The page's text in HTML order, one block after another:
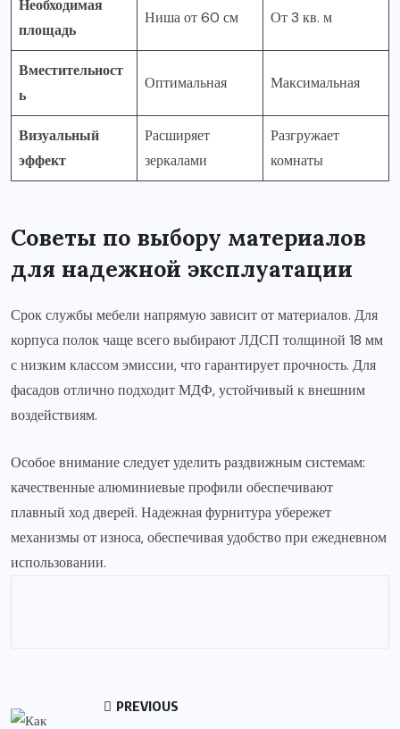
Необходимая
площадь
Ниша от 60 см От 3 кв. м
Вместительност
ь
Оптимальная Максимальная
Визуальный
эффект
Расширяет
зеркалами
Разгружает
комнаты
Советы по выбору материалов
для надежной эксплуатации
Срок службы мебели напрямую зависит от материалов. Для
корпуса полок чаще всего выбирают ЛДСП толщиной 18 мм
с низким классом эмиссии, что гарантирует прочность. Для
фасадов отлично подходит МДФ, устойчивый к внешним
воздействиям.
Особое внимание следует уделить раздвижным системам:
качественные алюминиевые профили обеспечивают
плавный ход дверей. Надежная фурнитура убережет
механизмы от износа, обеспечивая удобство при ежедневном
использовании.
PREVIOUS